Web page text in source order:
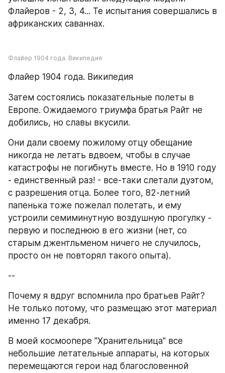
Флайеров - 2, 3, 4... Те испытания совершались в
африканских саваннах.
Флайер 1904 года. Википедия
Флайер 1904 года. Википедия
Затем состоялись показательные полеты в
Европе. Ожидаемого триумфа братья Райт не
добились, но славы вкусили.
Они дали своему пожилому отцу обещание
никогда не летать вдвоем, чтобы в случае
катастрофы не погибнуть вместе. Но в 1910 году
- единственный раз! - все-таки слетали дуэтом,
с разрешения отца. Более того, 82-летний
папенька тоже пожелал полетать, и ему
устроили семиминутную воздушную прогулку -
первую и последнюю в его жизни (нет, со
старым джентльменом ничего не случилось,
просто он не повторял такого опыта).
--
Почему я вдруг вспомнила про братьев Райт?
Не только потому, что размещаю этот материал
именно 17 декабря.
В моей космоопере "Хранительница" все
небольшие летательные аппараты, на которых
перемещаются герои над благословенной